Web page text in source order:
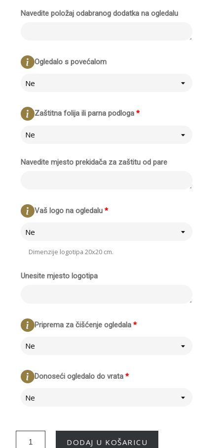
Navedite položaj odabranog dodatka na ogledalu
Ogledalo s povećalom
Ne
*
Zaštitna folija ili parna podloga
Ne
Navedite mjesto prekidača za zaštitu od pare
*
Vaš logo na ogledalu
Ne
Dimenzije logotipa 20x20 cm.
Unesite mjesto logotipa
*
Priprema za čišćenje ogledala
Ne
*
Donoseći ogledalo do vrata
Ne
DODAJ U KOŠARICU